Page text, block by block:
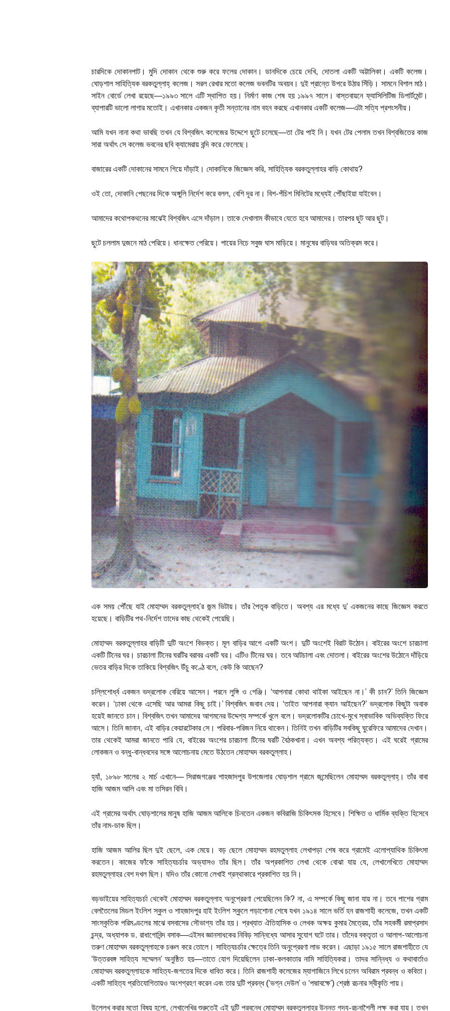
চারদিকে দোকানপাট। মুদি দোকান থেকে শুরু করে ফলের দোকান। ডানদিকে চেয়ে দেখি, দোতলা একটি অট্টালিকা। একটি কলেজ।
ঘোড়শাল সাহিত্যিক বরকতুল্লাহ্ কলেজ। সরল রেখার মতো কলেজ ভবনটির অবয়ব। দুই প্রান্তে উপরে উঠার সিঁড়ি। সামনে বিশাল মাঠ।
সাইন বোর্ডে লেখা রয়েছে—১৯৯৩ সালে এটি স্থাপিত হয়। নির্মাণ কাজ শেষ হয় ১৯৯৭ সালে। বাস্তবায়নে ফ্যাসিলিটিজ ডিপার্টমেন্ট।
ব্যাপারটি ভালো লাগার মতোই। এখানকার একজন কৃতী সন্তানের নাম বহন করছে এখানকার একটি কলেজ—এটা সত্যি প্রশংসনীয়।
আমি যখন নানা কথা ভাবছি তখন যে বিশ্বজিৎ কলেজের উদ্দেশে ছুটে চলেছে—তা টের পাই নি। যখন টের পেলাম তখন বিশ্বজিতের কাজ
সারা অর্থাৎ সে কলেজ ভবনের ছবি ক্যামেরায় বন্দি করে ফেলেছে।
বাজারের একটি দোকানের সামনে গিয়ে দাঁড়াই। দোকানিকে জিজ্ঞেস করি, সাহিত্যিক বরকতুল্লাহর বাড়ি কোথায়?
ওই তো, দোকানি পেছনের দিকে অঙ্গুলি নির্দেশ করে বলল, বেশি দূর না। বিশ-পঁচিশ মিনিটের মধ্যেই পৌঁছাইয়া যাইবেন।
আমাদের কথোপকথনের মাঝেই বিশ্বজিৎ এসে দাঁড়াল। তাকে দেখালাম কীভাবে যেতে হবে আমাদের। তারপর ছুট আর ছুট।
ছুটে চললাম দুজনে মাঠ পেরিয়ে। ধানক্ষেত পেরিয়ে। পায়ের নিচে সবুজ ঘাস মাড়িয়ে। মানুষের বাড়িঘর অতিক্রম করে।
এক সময় পৌঁছে যাই মোহাম্মদ বরকতুল্লাহ’র জন্ম ভিটায়। তাঁর পৈতৃক বাড়িতে। অবশ্য এর মধ্যে দু’ একজনের কাছে জিজ্ঞেস করতে
হয়েছে। বাড়িটির পথ-নির্দেশ তাদের কাছ থেকেই পেয়েছি।
মোহাম্মদ বরকতুল্লাহর বাড়িটি দুটি অংশে বিভক্ত। মূল বাড়ির আগে একটি অংশ। দুটি অংশেই বিরাট উঠোন। বাইরের অংশে চারচালা
একটি টিনের ঘর। চারচালা টিনের ঘরটির বরাবর একটি ঘর। এটিও টিনের ঘর। তবে আটচালা এবং দোতলা। বাইরের অংশের উঠোনে দাঁড়িয়ে
ভেতর বাড়ির দিকে তাকিয়ে বিশ্বজিৎ উঁচু কণ্ঠে বলে, কেউ কি আছেন?
চল্লিশোর্ধ্ব একজন ভদ্রলোক বেরিয়ে আসেন। পরনে লুঙ্গি ও গেঞ্জি। ‘আপনারা কোথা থাইকা আইছেন না।’ কী চান?’ তিনি জিজ্ঞেস
করেন। ‘ঢাকা থেকে এসেছি আর আমরা কিছু চাই।’ বিশ্বজিৎ জবাব দেয়। ‘তাইত আপনারা ক্যান আইছেন?’ ভদ্রলোক কিছুটা অবাক
হয়েই জানতে চান। বিশ্বজিৎ তখন আমাদের আগমনের উদ্দেশ্য সম্পর্কে খুলে বলে। ভদ্রলোকটির চোখে-মুখে স্বাভাবিক অভিব্যক্তি ফিরে
আসে। তিনি জানান, এই বাড়ির কেয়ারটেকার সে। পরিবার-পরিজন নিয়ে থাকেন। তিনিই তখন বাড়িটির সবকিছু ঘুরেফিরে আমাদের দেখান।
তার থেকেই আমরা জানতে পারি যে, বাইরের অংশের চারচালা টিনের ঘরটি বৈঠকখানা। এখন অবশ্য পরিত্যক্ত। এই ঘরেই গ্রামের
লোকজন ও বন্ধু-বান্ধবদের সঙ্গে আলোচনায় মেতে উঠতেন মোহাম্মদ বরকতুল্লাহ।
হ্যাঁ, ১৮৯৮ সালের ২ মার্চ এখানে— সিরাজগঞ্জের শাহজাদপুর উপজেলার ঘোড়শাল গ্রামে জন্মেছিলেন মোহাম্মদ বরকতুল্লাহ্। তাঁর বাবা
হাজি আজম আলি এবং মা তসিরন বিবি।
এই গ্রামের অর্থাৎ ঘোড়শালের মানুষ হাজি আজম আলিকে চিনতেন একজন কবিরাজি চিকিৎসক হিসেবে। শিক্ষিত ও ধার্মিক ব্যক্তি হিসেবে
তাঁর নাম-ডাক ছিল।
হাজি আজম আলির ছিল দুই ছেলে, এক মেয়ে। বড় ছেলে মোহাম্মদ রহমতুল্লাহ লেখাপড়া শেষ করে গ্রামেই এলোপ্যাথিক চিকিৎসা
করতেন। কাজের ফাঁকে সাহিত্যচর্চার অভ্যাসও তাঁর ছিল। তাঁর অপ্রকাশিত লেখা থেকে বোঝা যায় যে, লেখালেখিতে মোহাম্মদ
রহমতুল্লাহর বেশ দখল ছিল। যদিও তাঁর কোনো লেখাই গ্রন্থাকারে প্রকাশিত হয় নি।
বড়ভাইয়ের সাহিত্যচর্চা থেকেই মোহাম্মদ বরকতুল্লাহ অনুপ্রেরণা পেয়েছিলেন কি? না, এ সম্পর্কে কিছু জানা যায় না। তবে পাশের গ্রাম
বেলতৈলের মিডল ইংলিশ স্কুল ও শাহজাদপুর হাই ইংলিশ স্কুলে পড়াশোনা শেষে যখন ১৯১৪ সালে ভর্তি হন রাজশাহী কলেজে, তখন একটি
সাংস্কৃতিক পরিমণ্ডলের মাঝে বসবাসের সৌভাগ্য তাঁর হয়। প্রখ্যাত ঐতিহাসিক ও লেখক অক্ষয় কুমার মৈত্রেয়, তাঁর সহকর্মী রমাপ্রসাদ
চন্দ্র, অধ্যাপক ড. রাধাগোবিন্দ বসাক—এইসব জ্ঞানসাধকের নিবিড় সান্নিধ্যে আসার সুযোগ ঘটে তার। তাঁদের বক্তৃতা ও আলাপ-আলোচনা
তরুণ মোহাম্মদ বরকতুল্লাহকে চঞ্চল করে তোলে। সাহিত্যচর্চার ক্ষেত্রে তিনি অনুপ্রেরণা লাভ করেন। এছাড়া ১৯১৫ সালে রাজশাহীতে যে
‘উত্তরবঙ্গ সাহিত্য সম্মেলন’ অনুষ্ঠিত হয়—তাতে যোগ দিয়েছিলেন ঢাকা-কলকাতার নামি সাহিত্যিকরা। তাদর সান্নিধ্য ও কথাবার্তাও
মোহাম্মদ বরকতুল্লাহকে সাহিত্য-জগতের দিকে ধাবিত করে। তিনি রাজশাহী কলেজের ম্যাগাজিনে লিখে চলেন অবিরাম প্রবন্ধ ও কবিতা।
একটি সাহিত্য প্রতিযোগিতায়ও অংশগ্রহণ করেন এবং তার দুটি প্রবন্ধ (‘ভগ্ন দেউল’ ও ‘পদ্মাবক্ষে’) শ্রেষ্ঠ রচনার স্বীকৃতি পায়।
উল্লেখ করার মতো বিষয় হলো, লেখালেখির শুরুতেই এই দুটি প্রবন্ধে মোহাম্মদ বরকতুল্লাহ্র উন্নত গদ্য-রচনাশৈলী লক্ষ করা যায়। তখন